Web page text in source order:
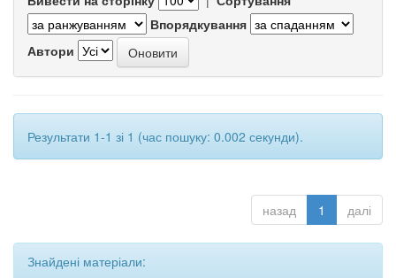
Впорядкування
Автори
Результати 1-1 зі 1 (час пошуку: 0.002 секунди).
назад 1 далі
Знайдені матеріали: